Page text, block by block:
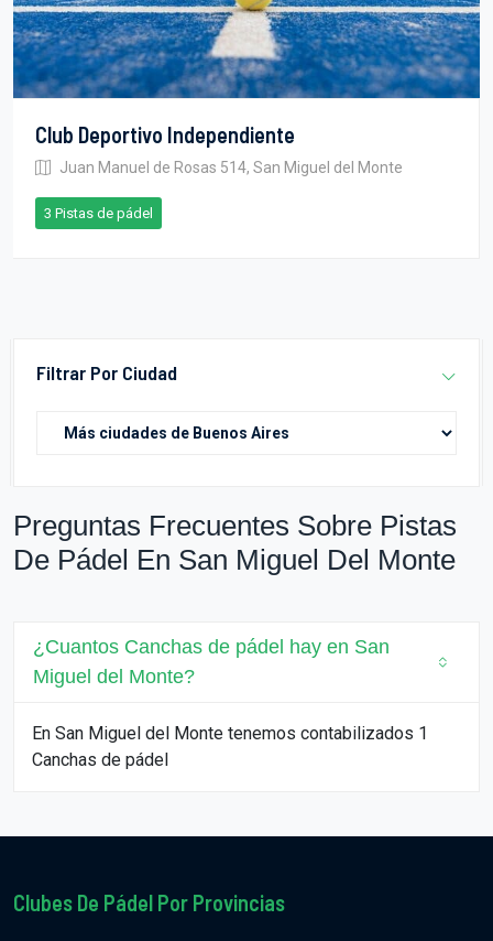
Filtrar Por Ciudad
Club Deportivo Independiente
Juan Manuel de Rosas 514, San Miguel del Monte
3 Pistas de pádel
Preguntas Frecuentes Sobre Pistas
De Pádel En San Miguel Del Monte
¿Cuantos Canchas de pádel hay en San
Miguel del Monte?
En San Miguel del Monte tenemos contabilizados 1
Canchas de pádel
Clubes De Pádel Por Provincias